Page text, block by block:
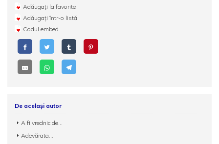
Adăugați la favorite
Adăugați într-o listă
Codul embed
De același autor
A fi vrednic de...
Adevărata...